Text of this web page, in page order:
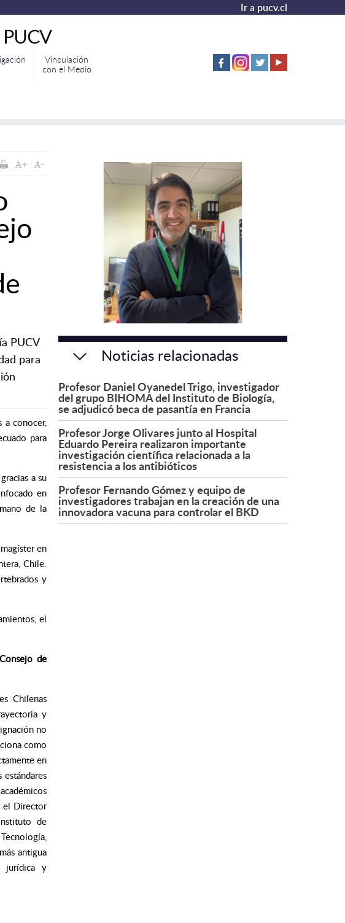
Ir a pucv.cl
Vinculación
con el Medio
PUCV
para
a conocer,
para
a su
en
de la
en
Chile.
y
el
de
Chilenas
y
no
como
en
el Director
de
antigua
jurídica y
Noticias relacionadas
Profesor Daniel Oyanedel Trigo, investigador
del grupo BIHOMA del Instituto de Biología,
se adjudicó beca de pasantía en Francia
Profesor Jorge Olivares junto al Hospital
Eduardo Pereira realizaron importante
investigación científica relacionada a la
resistencia a los antibióticos
Profesor Fernando Gómez y equipo de
investigadores trabajan en la creación de una
innovadora vacuna para controlar el BKD